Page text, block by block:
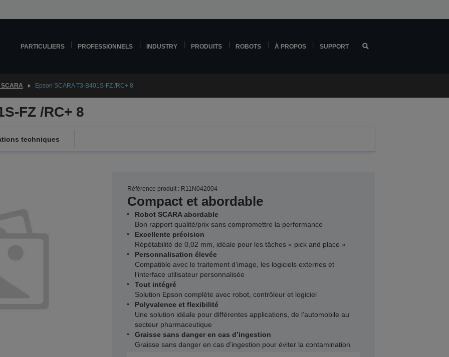
PARTICULIERS PROFESSIONNELS INDUSTRY PRODUITS ROBOTS À PROPOS SUPPORT
SCARA Epson SCARA T3-B401S-FZ /RC+ 8
FZ /RC+ 8
techniques
Référence produit : R11N042004
Compact et abordable
Robot SCARA abordable
Bon rapport qualité/prix sans compromettre la performance
Excellente précision
Répétabilité de 0,02 mm, idéale pour les tâches « pick and place »
Personnalisation élevée
Compatible avec le traitement d’image, les logiciels externes et
l’interface utilisateur personnalisée
Tout intégré
Solution Epson complète avec robot, contrôleur et logiciel
Polyvalence et flexibilité
Une solution idéale pour différentes applications, de l’automobile au
secteur pharmaceutique
Graisse sans danger en cas d’ingestion
Graisse sans danger en cas d’ingestion pour éviter la contamination